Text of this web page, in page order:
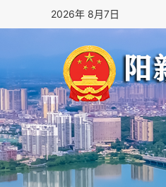
2026年 8月7日